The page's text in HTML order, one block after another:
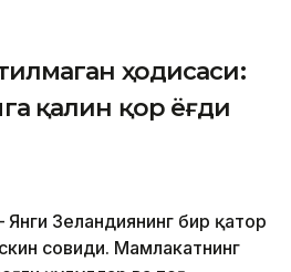
ҳодисаси:
қалин қор ёғди
Янги Зеландиянинг бир қатор
совиди. Мамлакатнинг